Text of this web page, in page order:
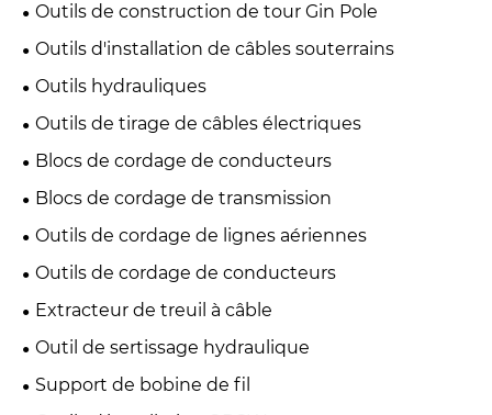
Outils de construction de tour Gin Pole
Outils d'installation de câbles souterrains
Outils hydrauliques
Outils de tirage de câbles électriques
Blocs de cordage de conducteurs
Blocs de cordage de transmission
Outils de cordage de lignes aériennes
Outils de cordage de conducteurs
Extracteur de treuil à câble
Outil de sertissage hydraulique
Support de bobine de fil